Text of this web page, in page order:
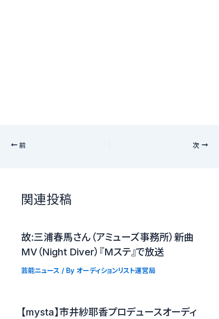
前 次
関連投稿
故:三浦春馬さん（アミューズ事務所）新曲
MV（Night Diver）『Mステ』で放送
芸能ニュース / By オーディションリスト運営局
【mysta】市井紗耶香プロデュースオーディ